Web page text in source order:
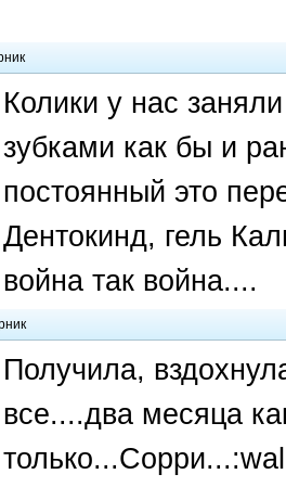
Колики у нас
зубками как бы и
постоянный это
Дентокинд, гель
война так война....
Получила,
все....два месяца